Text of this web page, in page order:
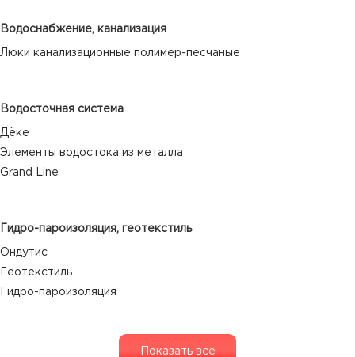
Водоснабжение, канализация
Люки канализационные полимер-песчаные
Водосточная система
Дёке
Элементы водостока из металла
Grand Line
Гидро-пароизоляция, геотекстиль
Ондутис
Геотекстиль
Гидро-пароизоляция
Показать все